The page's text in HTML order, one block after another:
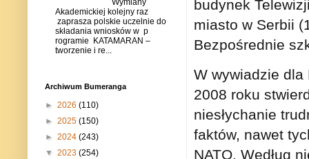
budynek
miasto w Serbii
Bezpośrednie
W wywiadzie dla
2008 roku
niesłychanie
faktów, nawet
NATO. Według
Wymiany
Akademickiej kolejny raz
zaprasza polskie uczelnie do
składania wniosków w p
rogramie KATAMARAN –
tworzenie i re...
Archiwum Bumeranga
► 2026 (110)
► 2025 (150)
► 2024 (243)
▼ 2023 (254)